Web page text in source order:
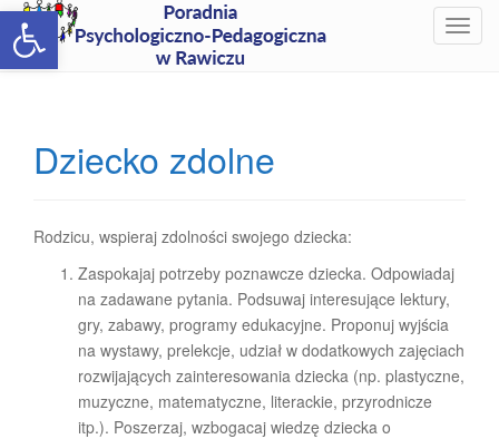
Open toolbar
T
i
o
Dziecko zdolne
Rodzicu, wspieraj zdolności swojego dziecka:
Zaspokajaj potrzeby poznawcze dziecka. Odpowiadaj
na zadawane pytania. Podsuwaj interesujące lektury,
gry, zabawy, programy edukacyjne. Proponuj wyjścia
na wystawy, prelekcje, udział w dodatkowych zajęciach
rozwijających zainteresowania dziecka (np. plastyczne,
muzyczne, matematyczne, literackie, przyrodnicze
itp.). Poszerzaj, wzbogacaj wiedzę dziecka o